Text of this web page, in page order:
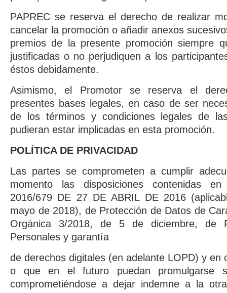
PAPREC se reserva el derecho de realizar
cancelar la promoción o añadir anexos
premios de la presente promoción siempre
justificadas o no perjudiquen a los
éstos debidamente.
Asimismo, el Promotor se reserva el
presentes bases legales, en caso de ser
de los términos y condiciones legales de
pudieran estar implicadas en esta promoción.
POLÍTICA DE PRIVACIDAD
Las partes se comprometen a cumplir
momento las disposiciones contenidas
2016/679 DE 27 DE ABRIL DE 2016
mayo de 2018), de Protección de Datos de
Orgánica 3/2018, de 5 de diciembre, de
Personales y garantía
de derechos digitales (en adelante LOPD) y en
o que en el futuro puedan promulgarse
comprometiéndose a dejar indemne a la